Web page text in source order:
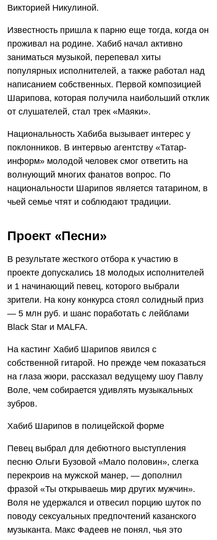
Викторией Никулиной.
Известность пришла к парню еще тогда, когда он
проживал на родине. Хабиб начал активно
заниматься музыкой, перепевал хиты
популярных исполнителей, а также работал над
написанием собственных. Первой композицией
Шарипова, которая получила наибольший отклик
от слушателей, стал трек «Маяки».
Национальность Хабиба вызывает интерес у
поклонников. В интервью агентству «Татар-
информ» молодой человек смог ответить на
волнующий многих фанатов вопрос. По
национальности Шарипов является татарином, в
чьей семье чтят и соблюдают традиции.
Проект «Песни»
В результате жесткого отбора к участию в
проекте допускались 18 молодых исполнителей
и 1 начинающий певец, которого выбрали
зрители. На кону конкурса стоял солидный приз
— 5 млн руб. и шанс поработать с лейблами
Black Star и MALFA.
На кастинг Хабиб Шарипов явился с
собственной гитарой. Но прежде чем показаться
на глаза жюри, рассказал ведущему шоу Павлу
Воле, чем собирается удивлять музыкальных
зубров.
Хабиб Шарипов в полицейской форме
Певец выбрал для дебютного выступления
песню Ольги Бузовой «Мало половин», слегка
перекроив на мужской манер, — дополнил
фразой «Ты открываешь мир других мужчин».
Воля не удержался и отвесил порцию шуток по
поводу сексуальных предпочтений казанского
музыканта. Макс Фадеев не понял, чья это